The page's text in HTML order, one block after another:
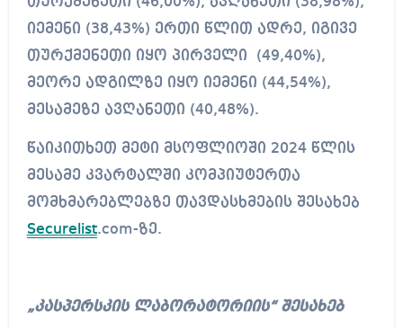
იემენი (38,43%) ერთი წლით ადრე, იგივე
თურქმენეთი იყო პირველი (49,40%),
მეორე ადგილზე იყო იემენი (44,54%),
მესამეზე ავღანეთი (40,48%).
წაიკითხეთ მეტი მსოფლიოში 2024 წლის
მესამე კვარტალში კომპიუტერთა
მომხმარებლებზე თავდასხმების შესახებ
Securelist.com-ზე.
„კასპერსკის ლაბორატორიის“ შესახებ